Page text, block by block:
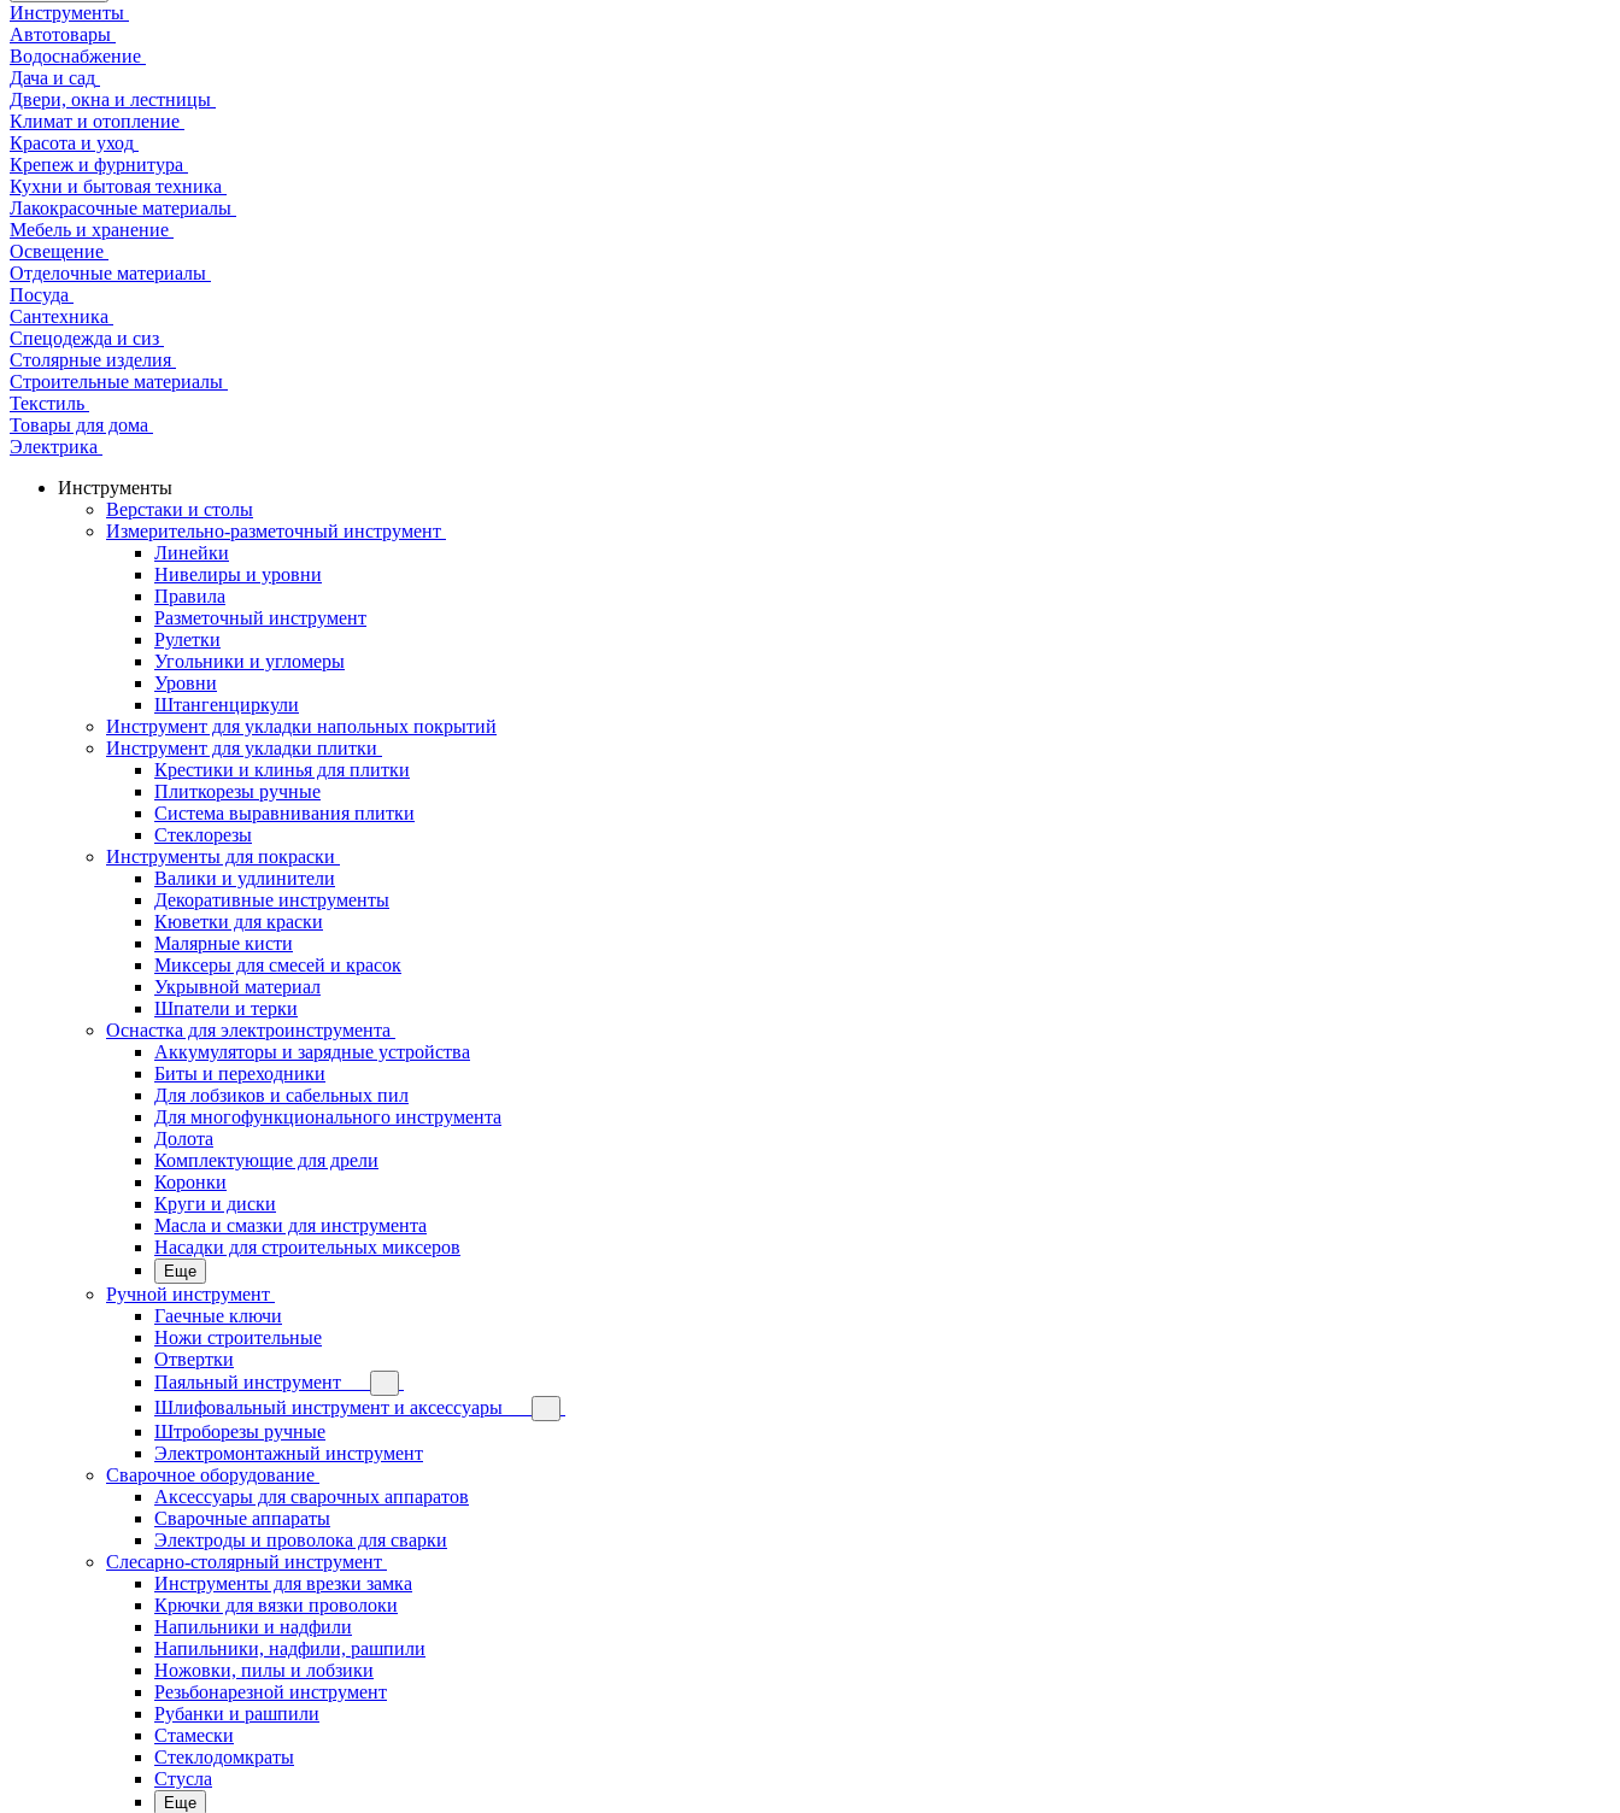
Инструменты
Автотовары
Водоснабжение
Дача и сад
Двери, окна и лестницы
Климат и отопление
Красота и уход
Крепеж и фурнитура
Кухни и бытовая техника
Лакокрасочные материалы
Мебель и хранение
Освещение
Отделочные материалы
Посуда
Сантехника
Спецодежда и сиз
Столярные изделия
Строительные материалы
Текстиль
Товары для дома
Электрика
Инструменты
Верстаки и столы
Измерительно-разметочный инструмент
Линейки
Нивелиры и уровни
Правила
Разметочный инструмент
Рулетки
Угольники и угломеры
Уровни
Штангенциркули
Инструмент для укладки напольных покрытий
Инструмент для укладки плитки
Крестики и клинья для плитки
Плиткорезы ручные
Система выравнивания плитки
Стеклорезы
Инструменты для покраски
Валики и удлинители
Декоративные инструменты
Кюветки для краски
Малярные кисти
Миксеры для смесей и красок
Укрывной материал
Шпатели и терки
Оснастка для электроинструмента
Аккумуляторы и зарядные устройства
Биты и переходники
Для лобзиков и сабельных пил
Для многофункционального инструмента
Долота
Комплектующие для дрели
Коронки
Круги и диски
Масла и смазки для инструмента
Насадки для строительных миксеров
Еще
Ручной инструмент
Гаечные ключи
Ножи строительные
Отвертки
Паяльный инструмент
Шлифовальный инструмент и аксессуары
Штроборезы ручные
Электромонтажный инструмент
Сварочное оборудование
Аксессуары для сварочных аппаратов
Сварочные аппараты
Электроды и проволока для сварки
Слесарно-столярный инструмент
Инструменты для врезки замка
Крючки для вязки проволоки
Напильники и надфили
Напильники, надфили, рашпили
Ножовки, пилы и лобзики
Резьбонарезной инструмент
Рубанки и рашпили
Стамески
Стеклодомкраты
Стусла
Еще